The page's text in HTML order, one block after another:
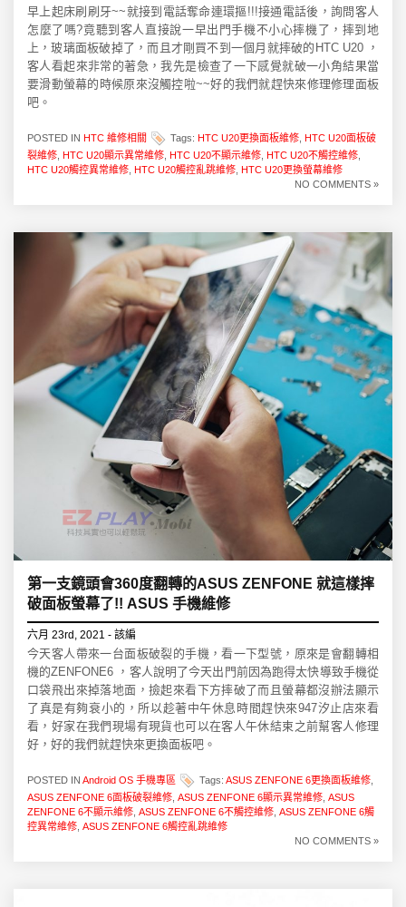
早上起床刷刷牙~~就接到電話奪命連環摳!!!接通電話後，詢問客人
怎麼了嗎?竟聽到客人直接說一早出門手機不小心摔機了，摔到地
上，玻璃面板破掉了，而且才剛買不到一個月就摔破的HTC U20 ，
客人看起來非常的著急，我先是檢查了一下感覺就破一小角結果當
要滑動螢幕的時候原來沒觸控啦~~好的我們就趕快來修理修理面板
吧。
POSTED IN HTC 維修相關 Tags: HTC U20更換面板維修 HTC U20面板破
裂維修 HTC U20顯示異常維修 HTC U20不顯示維修 HTC U20不觸控維修
HTC U20觸控異常維修 HTC U20觸控亂跳維修 HTC U20更換螢幕維修
NO COMMENTS »
第一支鏡頭會360度翻轉的ASUS ZENFONE 就這樣摔
破面板螢幕了!! ASUS 手機維修
六月 23rd, 2021 - 該編
今天客人帶來一台面板破裂的手機，看一下型號，原來是會翻轉相
機的ZENFONE6 ，客人說明了今天出門前因為跑得太快導致手機從
口袋飛出來掉落地面，撿起來看下方摔破了而且螢幕都沒辦法顯示
了真是有夠衰小的，所以趁著中午休息時間趕快來947汐止店來看
看，好家在我們現場有現貨也可以在客人午休結束之前幫客人修理
好，好的我們就趕快來更換面板吧。
POSTED IN Android OS 手機專區 Tags: ASUS ZENFONE 6更換面板維修
ASUS ZENFONE 6面板破裂維修 ASUS ZENFONE 6顯示異常維修 ASUS
ZENFONE 6不顯示維修 ASUS ZENFONE 6不觸控維修 ASUS ZENFONE 6觸
控異常維修 ASUS ZENFONE 6觸控亂跳維修
NO COMMENTS »